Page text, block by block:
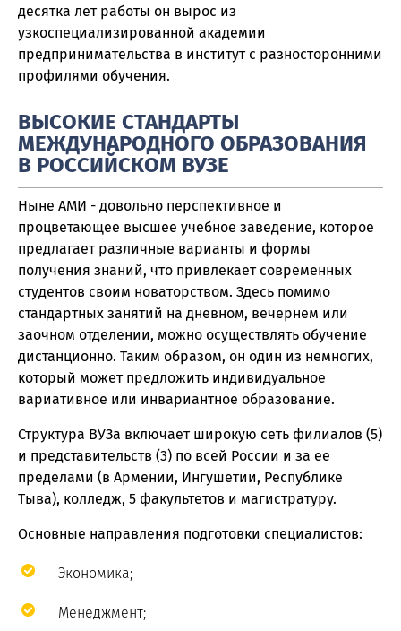
десятка лет работы он вырос из
узкоспециализированной академии
предпринимательства в институт с разносторонними
профилями обучения.
ВЫСОКИЕ СТАНДАРТЫ
МЕЖДУНАРОДНОГО ОБРАЗОВАНИЯ
В РОССИЙСКОМ ВУЗЕ
Ныне АМИ - довольно перспективное и
процветающее высшее учебное заведение, которое
предлагает различные варианты и формы
получения знаний, что привлекает современных
студентов своим новаторством. Здесь помимо
стандартных занятий на дневном, вечернем или
заочном отделении, можно осуществлять обучение
дистанционно. Таким образом, он один из немногих,
который может предложить индивидуальное
вариативное или инвариантное образование.
Структура ВУЗа включает широкую сеть филиалов (5)
и представительств (3) по всей России и за ее
пределами (в Армении, Ингушетии, Республике
Тыва), колледж, 5 факультетов и магистратуру.
Основные направления подготовки специалистов:
Экономика;
Менеджмент;